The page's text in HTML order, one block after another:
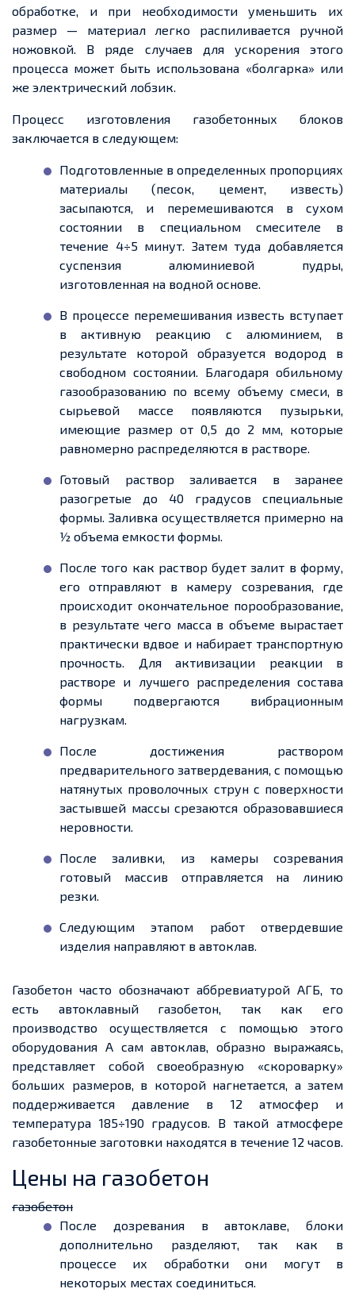
обработке, и при необходимости уменьшить их
размер — материал легко распиливается ручной
ножовкой. В ряде случаев для ускорения этого
процесса может быть использована «болгарка» или
же электрический лобзик.
Процесс изготовления газобетонных блоков
заключается в следующем:
Подготовленные в определенных пропорциях
материалы (песок, цемент, известь)
засыпаются, и перемешиваются в сухом
состоянии в специальном смесителе в
течение 4÷5 минут. Затем туда добавляется
суспензия алюминиевой пудры,
изготовленная на водной основе.
В процессе перемешивания известь вступает
в активную реакцию с алюминием, в
результате которой образуется водород в
свободном состоянии. Благодаря обильному
газообразованию по всему объему смеси, в
сырьевой массе появляются пузырьки,
имеющие размер от 0,5 до 2 мм, которые
равномерно распределяются в растворе.
Готовый раствор заливается в заранее
разогретые до 40 градусов специальные
формы. Заливка осуществляется примерно на
½ объема емкости формы.
После того как раствор будет залит в форму,
его отправляют в камеру созревания, где
происходит окончательное порообразование,
в результате чего масса в объеме вырастает
практически вдвое и набирает транспортную
прочность. Для активизации реакции в
растворе и лучшего распределения состава
формы подвергаются вибрационным
нагрузкам.
После достижения раствором
предварительного затвердевания, с помощью
натянутых проволочных струн с поверхности
застывшей массы срезаются образовавшиеся
неровности.
После заливки, из камеры созревания
готовый массив отправляется на линию
резки.
Следующим этапом работ отвердевшие
изделия направляют в автоклав.
Газобетон часто обозначают аббревиатурой АГБ, то
есть автоклавный газобетон, так как его
производство осуществляется с помощью этого
оборудования Асам автоклав, образно выражаясь,
представляет собой своеобразную «скороварку»
больших размеров, в которой нагнетается, азатем
поддерживается давление в 12 атмосфер и
температура 185÷190 градусов. В такой атмосфере
газобетонные заготовки находятся в течение 12 часов.
Цены на газобетон
газобетон
После дозревания вавтоклаве, блоки
дополнительно разделяют, так как в
процессе их обработки они могут в
некоторых местах соединиться.